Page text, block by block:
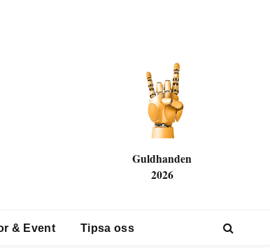
Guldhanden
2026
& Event Tipsa oss